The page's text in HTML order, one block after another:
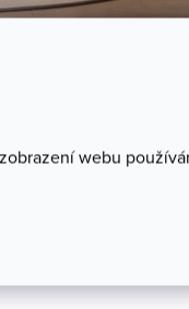
webu
experti
doporučujeme:
prádla snižujete
pro odstranění